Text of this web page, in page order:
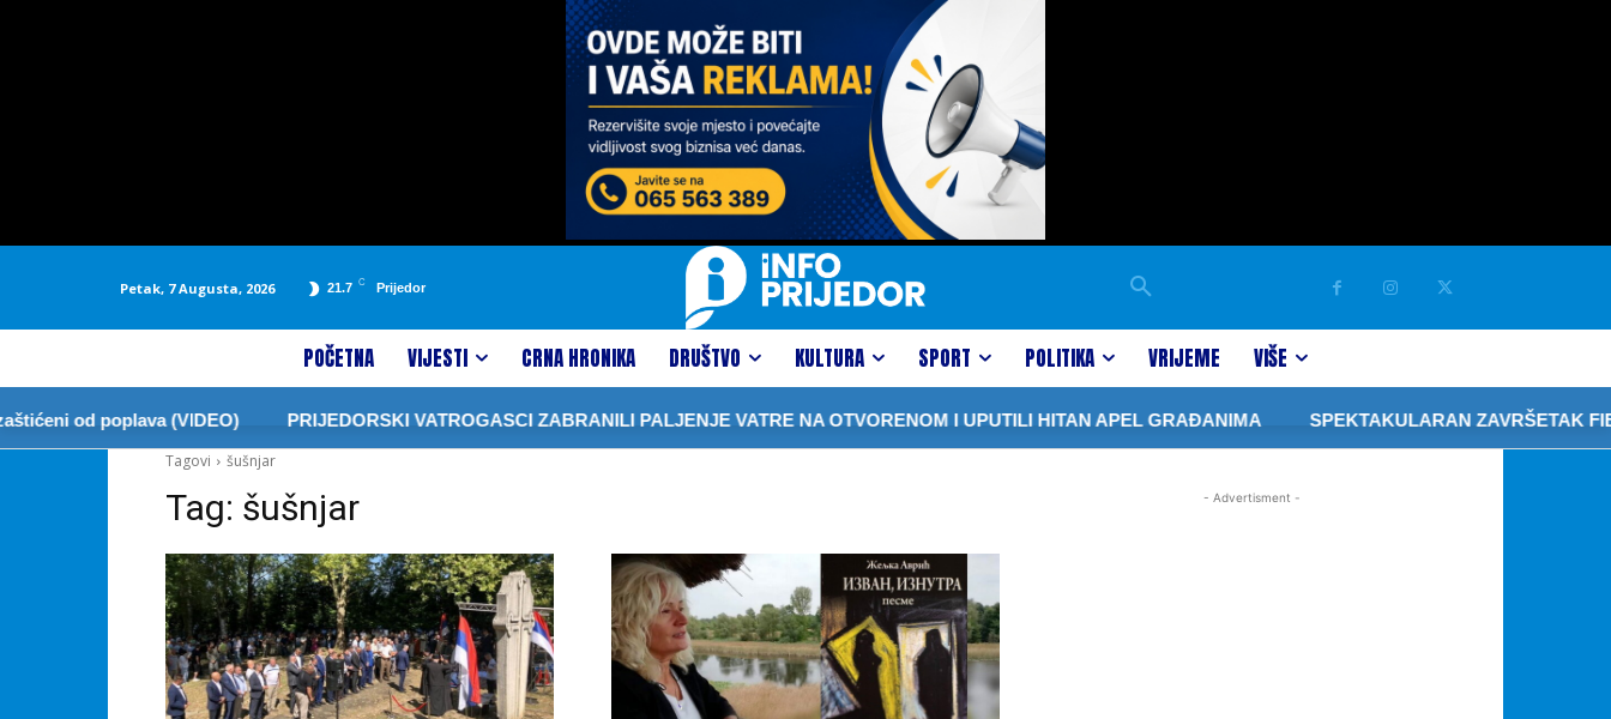
Petak, 7 Augusta, 2026 21.7 C Prijedor
POČETNA VIJESTI CRNA HRONIKA DRUŠTVO KULTURA SPORT POLITIKA VRIJEME VIŠE
od poplava (VIDEO) PRIJEDORSKI VATROGASCI ZABRANILI PALJENJE VATRE NA OTVORENOM I UPUTILI HITAN APEL GRAĐANIMA
SPEKTAKULARAN ZAVRŠETAK
Tagovi
šušnjar
Tag: šušnjar - Advertisment -